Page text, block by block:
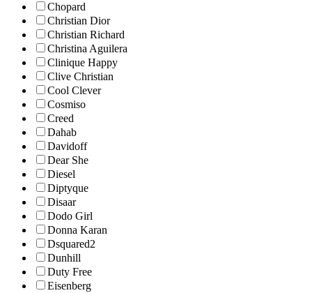
Chopard
Christian Dior
Christian Richard
Christina Aguilera
Clinique Happy
Clive Christian
Cool Clever
Cosmiso
Creed
Dahab
Davidoff
Dear She
Diesel
Diptyque
Disaar
Dodo Girl
Donna Karan
Dsquared2
Dunhill
Duty Free
Eisenberg